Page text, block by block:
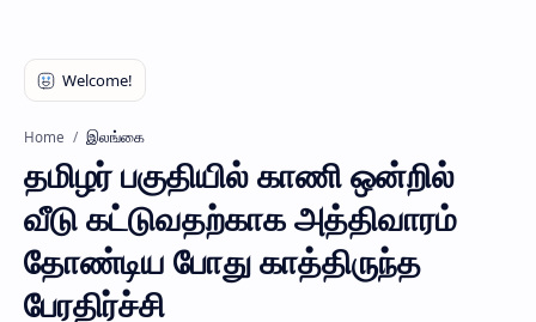
Home இலங்கை
தமிழர் பகுதியில் காணி ஒன்றில்
வீடு கட்டுவதற்காக அத்திவாரம்
தோண்டிய போது காத்திருந்த
பேரதிர்ச்சி